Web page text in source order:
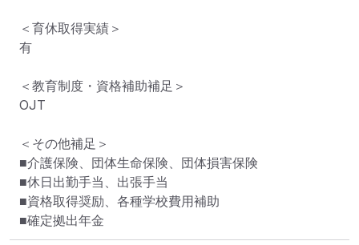
＜育休取得実績＞
有
＜教育制度・資格補助補足＞
OJT
＜その他補足＞
■介護保険、団体生命保険、団体損害保険
■休日出勤手当、出張手当
■資格取得奨励、各種学校費用補助
■確定拠出年金